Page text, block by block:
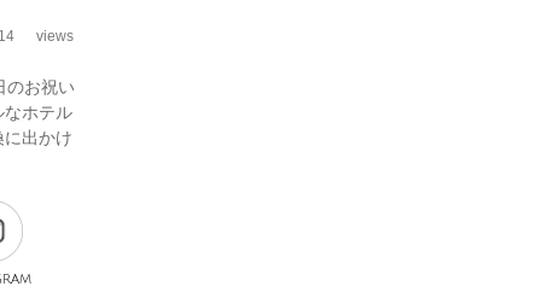
views
のお祝い
なホテル
出かけ